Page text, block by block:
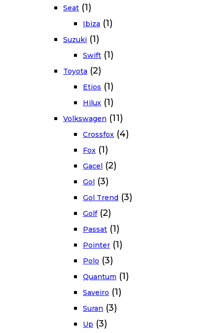
Seat (1)
Ibiza (1)
Suzuki (1)
Swift (1)
Toyota (2)
Etios (1)
Hilux (1)
Volkswagen (11)
Crossfox (4)
Fox (1)
Gacel (2)
Gol (3)
Gol Trend (3)
Golf (2)
Passat (1)
Pointer (1)
Polo (3)
Quantum (1)
Saveiro (1)
Suran (3)
Up (3)